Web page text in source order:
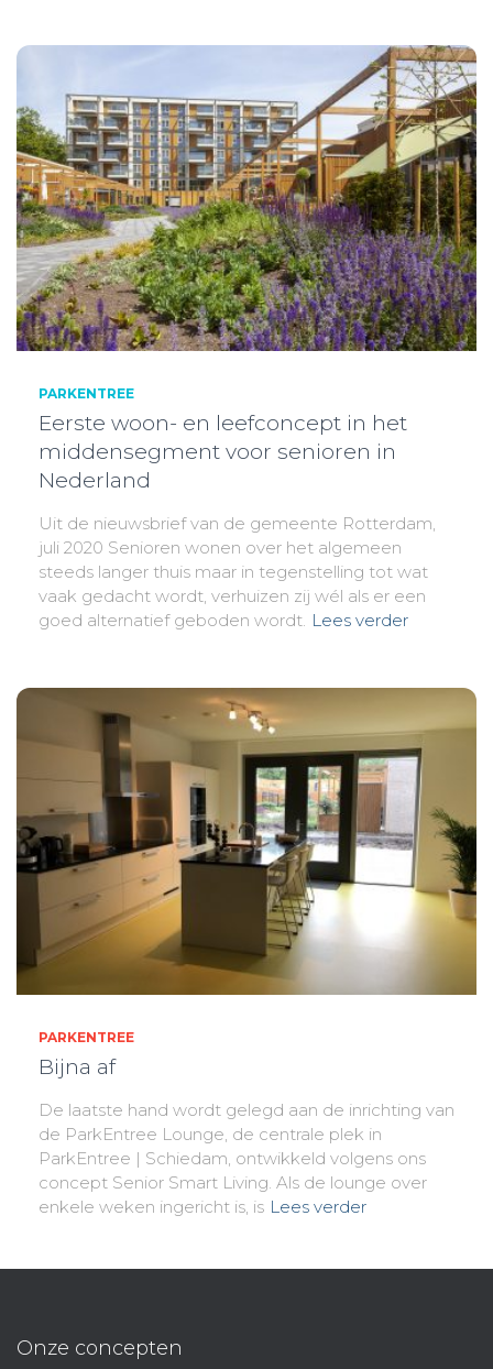
PARKENTREE
Eerste woon- en leefconcept in het
middensegment voor senioren in
Nederland
Uit de nieuwsbrief van de gemeente Rotterdam,
juli 2020 Senioren wonen over het algemeen
steeds langer thuis maar in tegenstelling tot wat
vaak gedacht wordt, verhuizen zij wél als er een
goed alternatief geboden wordt. Lees verder
PARKENTREE
Bijna af
De laatste hand wordt gelegd aan de inrichting van
de ParkEntree Lounge, de centrale plek in
ParkEntree | Schiedam, ontwikkeld volgens ons
concept Senior Smart Living. Als de lounge over
enkele weken ingericht is, is Lees verder
Onze concepten